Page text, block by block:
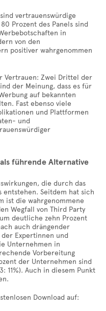
vertrauenswürdige
Prozent des Panels sind
in
von den
positiver wahrgenommen
Vertrauen: Zwei Drittel der
der Meinung, dass es für
auf bekannten
Fast ebenso viele
und Plattformen
und
führende Alternative
die durch das
entstehen. Seitdem hat sich
ist die wahrgenommene
Wegfall von Third Party
deutliche zehn Prozent
auch drängender
Expertinnen und
Unternehmen in
Vorbereitung
der Unternehmen sind
11%). Auch in diesem Punkt
Download auf: